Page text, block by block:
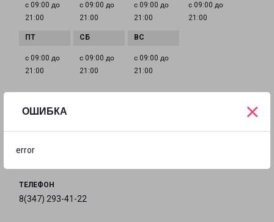
ОШИБКА
error
×
с 09:00 до
21:00
с 09:00 до
21:00
с 09:00 до
21:00
с 09:00 до
21:00
с 09:00 до
21:00
с 09:00 до
21:00
с 09:00 до
21:00
УФА ЦЮРУПЫ 124
Уфа, улица Цюрупы, 124
ТЕЛЕФОН
8(347) 293-41-22